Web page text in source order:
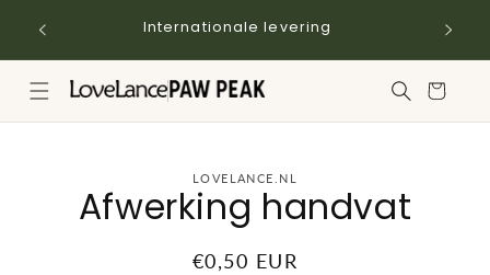
naar de
Internationale levering
Winkelwagen
LOVELANCE.NL
Afwerking handvat
Normale
€0,50 EUR